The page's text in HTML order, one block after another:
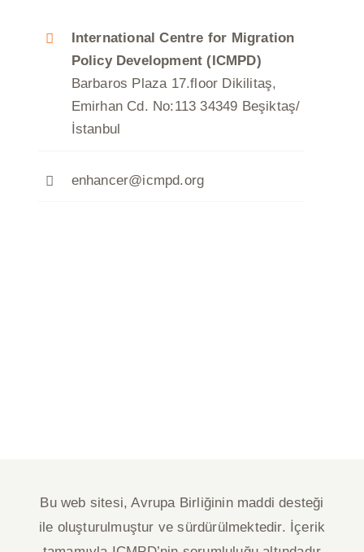
International Centre for Migration
Policy Development (ICMPD)
Barbaros Plaza 17.floor Dikilitaş,
Emirhan Cd. No:113 34349 Beşiktaş/
İstanbul
enhancer@icmpd.org
Bu web sitesi, Avrupa Birliğinin maddi desteği
ile oluşturulmuştur ve sürdürülmektedir. İçerik